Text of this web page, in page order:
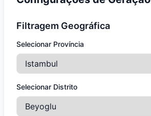
Filtragem Geográfica
Selecionar Província
Selecionar Distrito